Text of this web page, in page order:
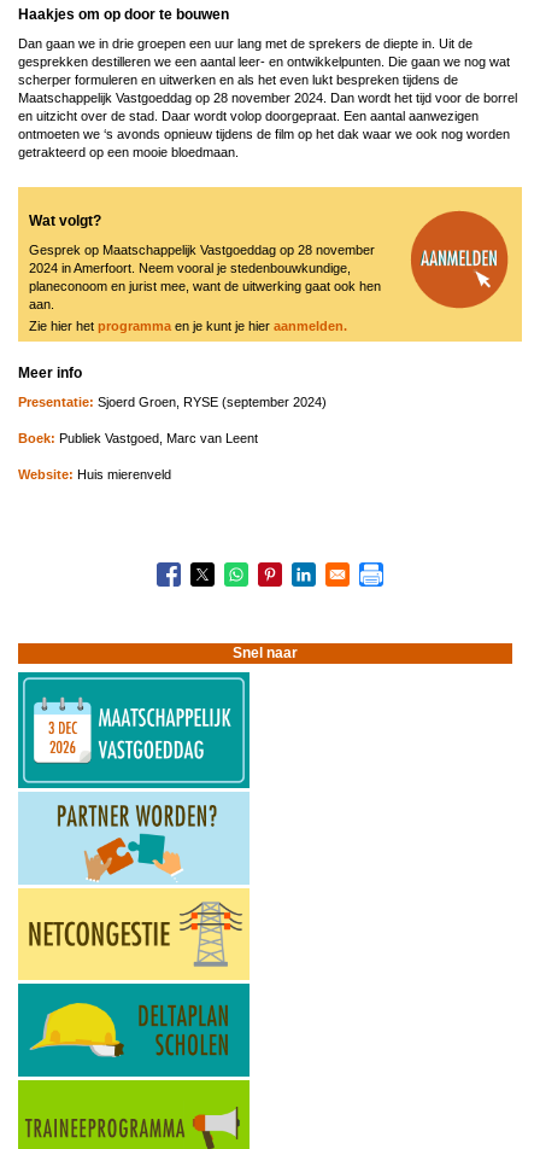
Haakjes om op door te bouwen
Dan gaan we in drie groepen een uur lang met de sprekers de diepte in. Uit de
gesprekken destilleren we een aantal leer- en ontwikkelpunten. Die gaan we nog wat
scherper formuleren en uitwerken en als het even lukt bespreken tijdens de
Maatschappelijk Vastgoeddag op 28 november 2024. Dan wordt het tijd voor de borrel
en uitzicht over de stad. Daar wordt volop doorgepraat. Een aantal aanwezigen
ontmoeten we ‘s avonds opnieuw tijdens de film op het dak waar we ook nog worden
getrakteerd op een mooie bloedmaan.
Wat volgt?
Gesprek op Maatschappelijk Vastgoeddag op 28 november
2024 in Amerfoort. Neem vooral je stedenbouwkundige,
planeconoom en jurist mee, want de uitwerking gaat ook hen
aan.
Zie hier het programma en je kunt je hier aanmelden.
Meer info
Presentatie: Sjoerd Groen, RYSE (september 2024)
Boek: Publiek Vastgoed, Marc van Leent
Website: Huis mierenveld
Plek
met
stadsplattegrond
Snel naar